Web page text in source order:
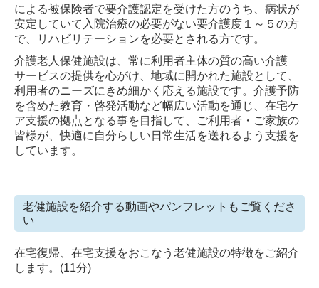
による被保険者で要介護認定を受けた方のうち、病状が
安定していて入院治療の必要がない要介護度１～５の方
で、リハビリテーションを必要とされる方です。
介護老人保健施設は、常に利用者主体の質の高い介護
サービスの提供を心がけ、地域に開かれた施設として、
利用者のニーズにきめ細かく応える施設です。介護予防
を含めた教育・啓発活動など幅広い活動を通じ、在宅ケ
ア支援の拠点となる事を目指して、ご利用者・ご家族の
皆様が、快適に自分らしい日常生活を送れるよう支援を
しています。
老健施設を紹介する動画やパンフレットもご覧くださ
い
在宅復帰、在宅支援をおこなう老健施設の特徴をご紹介
します。(11分)